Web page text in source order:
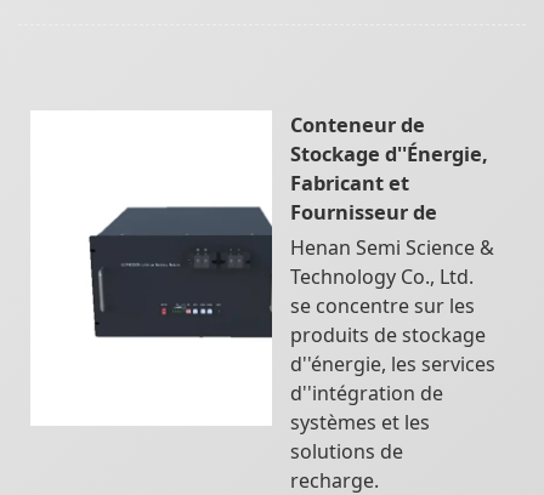
Conteneur de
Stockage d''Énergie,
Fabricant et
Fournisseur de
Henan Semi Science &
Technology Co., Ltd.
se concentre sur les
produits de stockage
d''énergie, les services
d''intégration de
systèmes et les
solutions de
recharge.